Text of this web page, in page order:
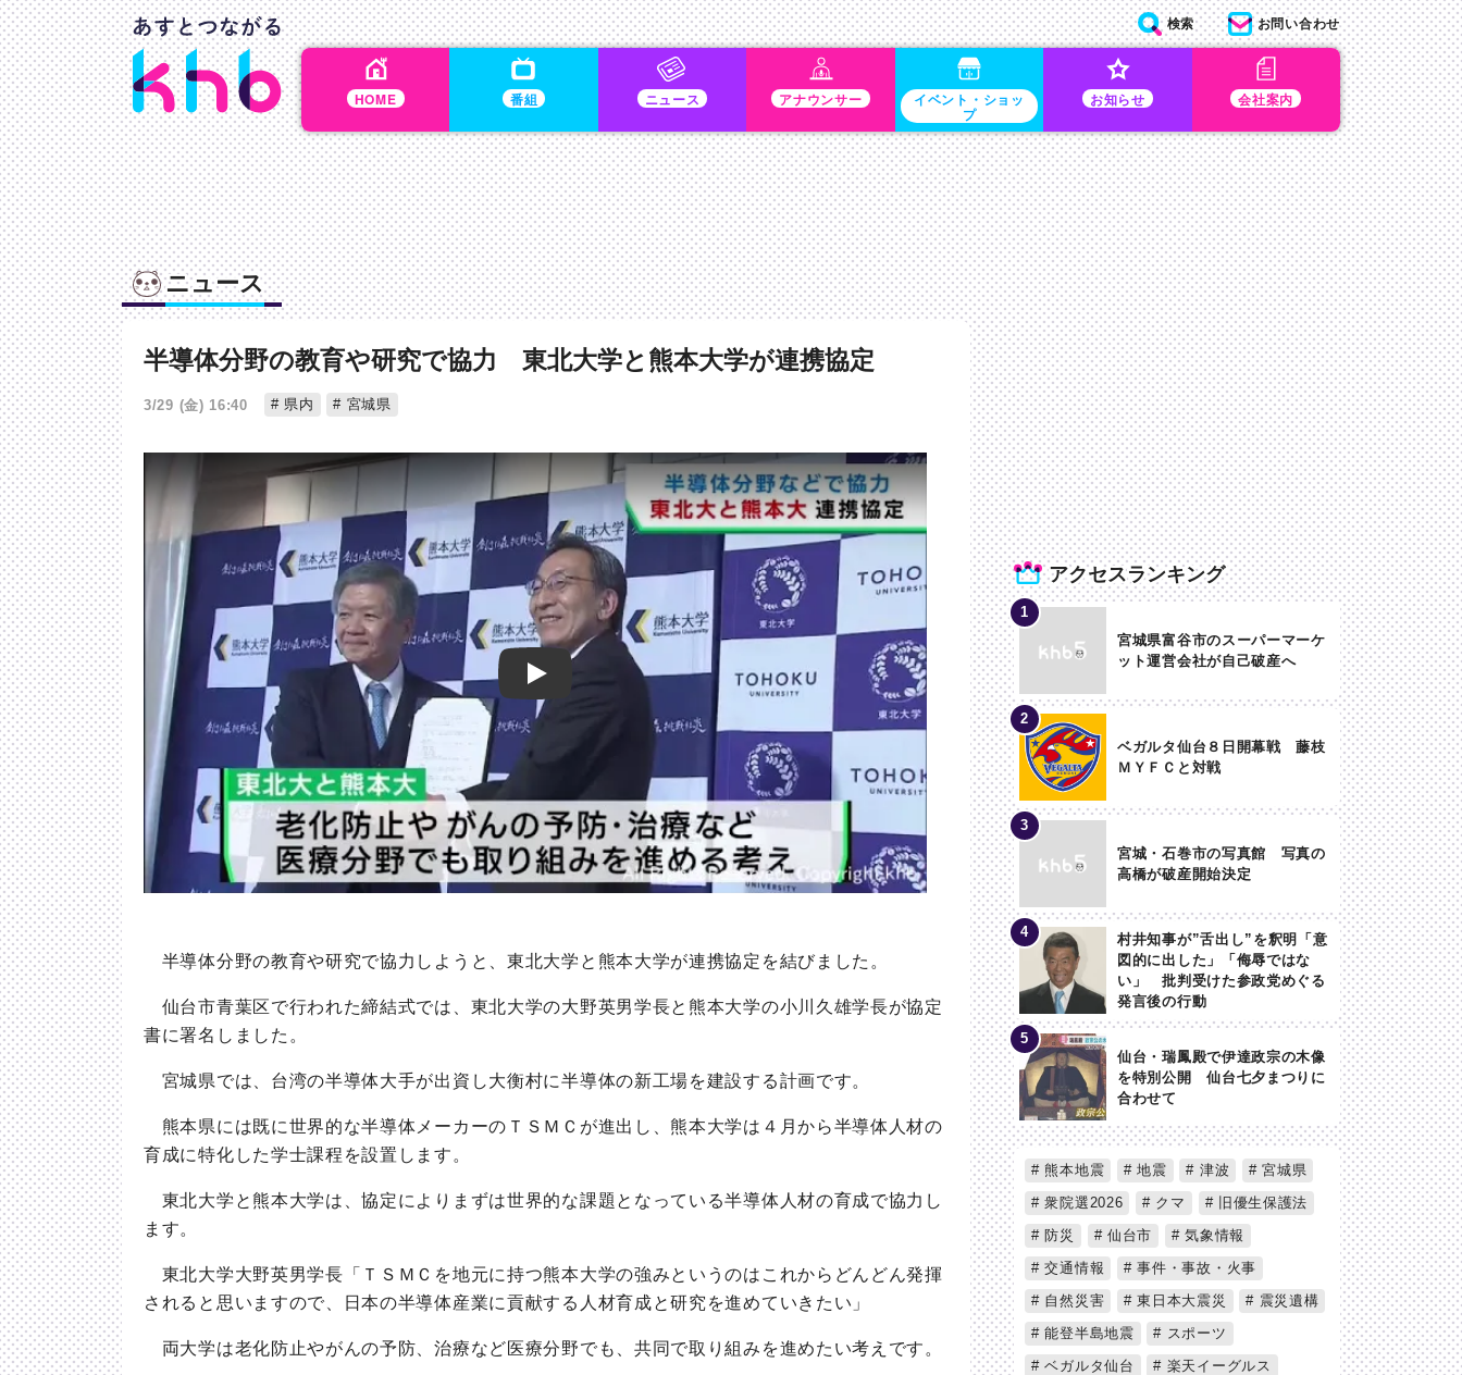
HOME 番組 ニュース アナウンサー イベント・ショッ
プ
お知らせ 会社案内
検索 お問い合わせ
ニュース
半導体分野の教育や研究で協力 東北大学と熊本大学が連携協定
3/29 (金) 16:40 県内 宮城県
Play
半導体分野の教育や研究で協力しようと、東北大学と熊本大学が連携協定を結びました。
仙台市青葉区で行われた締結式では、東北大学の大野英男学長と熊本大学の小川久雄学長が協定
書に署名しました。
宮城県では、台湾の半導体大手が出資し大衡村に半導体の新工場を建設する計画です。
熊本県には既に世界的な半導体メーカーのＴＳＭＣが進出し、熊本大学は４月から半導体人材の
育成に特化した学士課程を設置します。
東北大学と熊本大学は、協定によりまずは世界的な課題となっている半導体人材の育成で協力し
ます。
東北大学大野英男学長「ＴＳＭＣを地元に持つ熊本大学の強みというのはこれからどんどん発揮
されると思いますので、日本の半導体産業に貢献する人材育成と研究を進めていきたい」
両大学は老化防止やがんの予防、治療など医療分野でも、共同で取り組みを進めたい考えです。
アクセスランキング
宮城県富谷市のスーパーマーケ
ット運営会社が自己破産へ
ベガルタ仙台８日開幕戦 藤枝
ＭＹＦＣと対戦
宮城・石巻市の写真館 写真の
高橋が破産開始決定
村井知事が”舌出し”を釈明「意
図的に出した」「侮辱ではな
い」 批判受けた参政党めぐる
発言後の行動
仙台・瑞鳳殿で伊達政宗の木像
を特別公開 仙台七夕まつりに
合わせて
熊本地震 地震 津波
宮城県
衆院選2026
クマ
旧優生保護法
防災
仙台市
気象情報
交通情報
事件・事故・火事
自然災害
東日本大震災
震災遺構
能登半島地震
スポーツ
ベガルタ仙台
楽天イーグルス